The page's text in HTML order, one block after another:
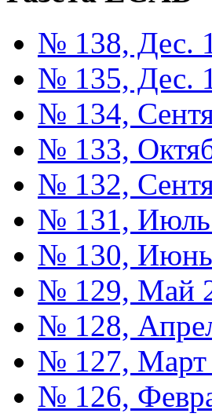
№ 138, Дес.
№ 135, Дес.
№ 134,
№ 133,
№ 132,
№ 131, Июль
№ 130, Июнь
№ 129, Май
№ 128,
№ 127, Март
№ 126,